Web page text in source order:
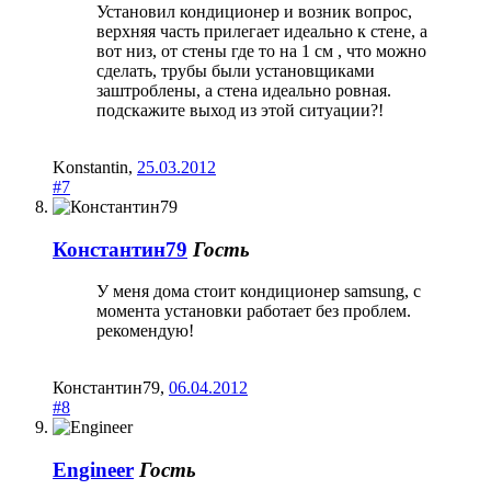
Установил кондиционер и возник вопрос,
верхняя часть прилегает идеально к стене, а
вот низ, от стены где то на 1 см , что можно
сделать, трубы были установщиками
заштроблены, а стена идеально ровная.
подскажите выход из этой ситуации?!
Konstantin, 25.03.2012
#7
Константин79 Гость
У меня дома стоит кондиционер samsung, с
момента установки работает без проблем.
рекомендую!
Константин79, 06.04.2012
#8
Engineer Гость